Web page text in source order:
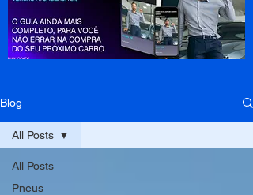
Blog
All Posts
Pneus
All Posts